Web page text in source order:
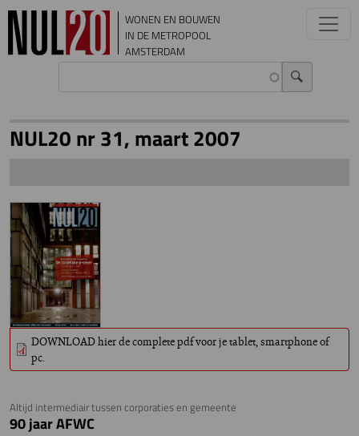
Overslaan en naar de inhoud gaan
WONEN EN BOUWEN
IN DE METROPOOL
AMSTERDAM
Altijd intermediair tussen corporaties en gemeente
90 jaar AFWC
NUL20 nr 31, maart 2007
DOWNLOAD hier de complete pdf voor je tablet, smartphone of
pc.